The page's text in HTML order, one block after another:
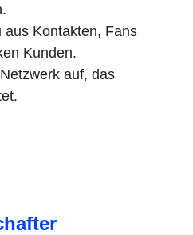
aus Kontakten, Fans
Kunden.
auf, das